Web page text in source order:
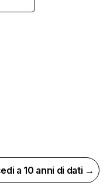
a 10 anni di dati →